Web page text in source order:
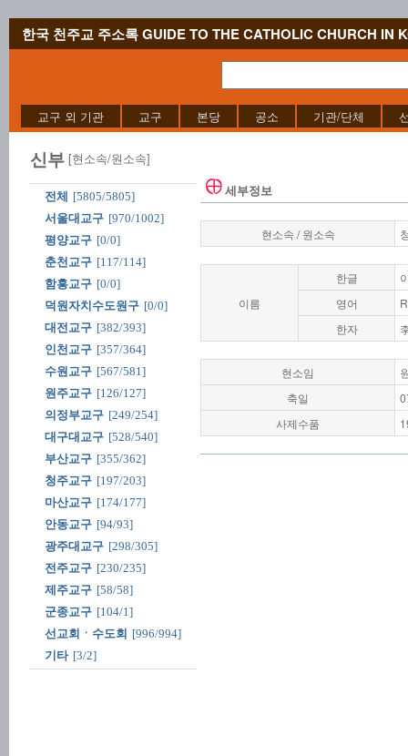
한국 천주교 주소록 GUIDE TO THE CATHOLIC CHURCH IN
교구 외 기관 교구 본당 공소 기관/단체
신부 [현소속/원소속]
전체
[5805/5805]
서울대교구 [970/1002]
평양교구 [0/0]
춘천교구 [117/114]
함흥교구 [0/0]
덕원자치수도원구 [0/0]
대전교구 [382/393]
인천교구 [357/364]
수원교구 [567/581]
원주교구 [126/127]
의정부교구 [249/254]
대구대교구 [528/540]
부산교구 [355/362]
청주교구 [197/203]
마산교구 [174/177]
안동교구 [94/93]
광주대교구 [298/305]
전주교구 [230/235]
제주교구 [58/58]
군종교구 [104/1]
선교회ㆍ수도회 [996/994]
기타 [3/2]
세부정보
현소속 / 원소속
이름
한글
영어
한자
현소임
축일
사제수품